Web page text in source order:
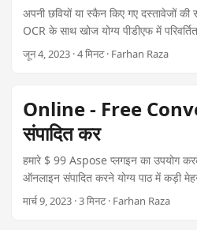
अपनी छवियों या स्कैन किए गए दस्तावेजों
OCR के साथ खोज योग्य पीडीएफ में
मार्गदर्शिका JPG, PNG, TIFF, BMP, और
Aspose प्लगइन का उपयोग करके खोजे जाने
अच्छे C# ओसीआर पुस्तकालय के उपयोग पर
जून 4, 2023 · 4 मिनट · Farhan Raza
Online - Free
संपादित कर
हमारे $ 99 Aspose प्लगइन का उपयोग
ऑनलाइन संपादित करने योग्य पाठ में कड़ी
ऑप्टिकल चरित्र पहचान क्षमताओं का पता
मार्च 9, 2023 · 3 मिनट · Farhan Raza